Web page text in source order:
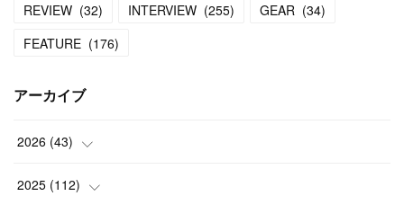
REVIEW (32) INTERVIEW (255) GEAR (34)
FEATURE (176)
アーカイブ
2026 (43)
( 2)
2025 (112)